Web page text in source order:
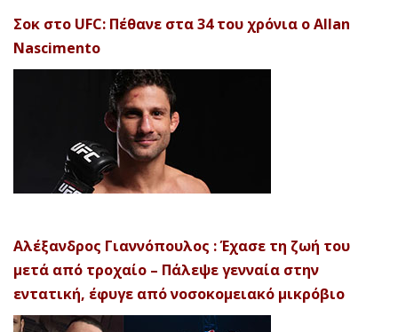
Σοκ στο UFC: Πέθανε στα 34 του χρόνια ο Allan
Nascimento
Αλέξανδρος Γιαννόπουλος : Έχασε τη ζωή του
μετά από τροχαίο – Πάλεψε γενναία στην
εντατική, έφυγε από νοσοκομειακό μικρόβιο